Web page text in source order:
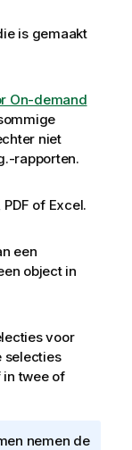
is gemaakt
On-demand
niet
-rapporten.
of Excel.
een
object in
voor
selecties
twee of
nemen de